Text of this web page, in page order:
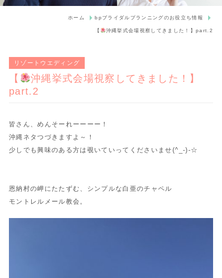
ホーム bpブライダルプランニングのお役立ち情報
【 沖縄挙式会場視察してきました！】part.2
リゾートウエディング
【
沖縄挙式会場視察してきました！】
part.2
皆さん、めんそーれーーーー！
沖縄ネタつづきますよ～！
少しでも興味のある方は覗いていってくださいませ(^_-)-☆
恩納村の岬にたたずむ、シンプルな白亜のチャペル
モントレルメール教会。